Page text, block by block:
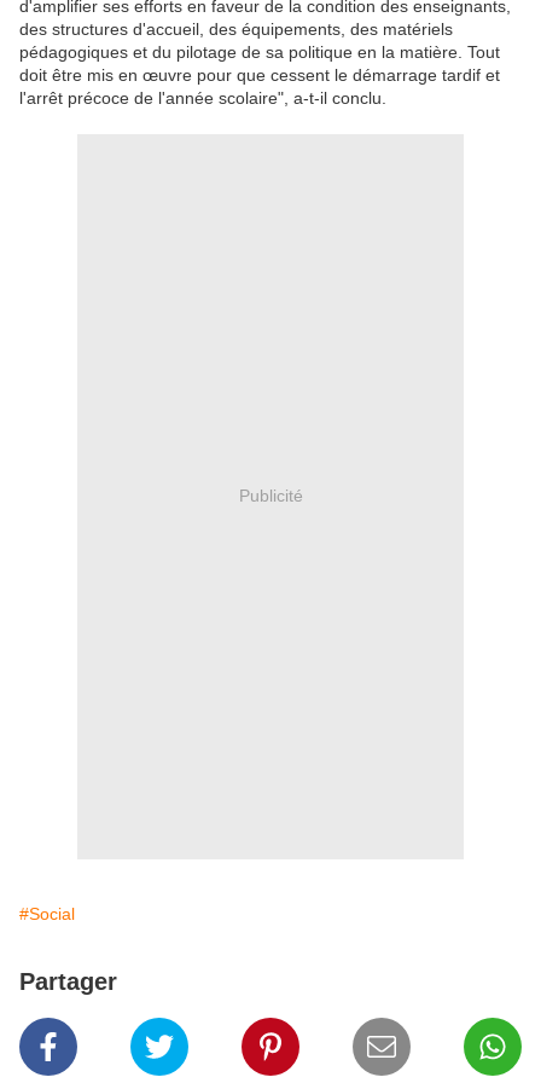
d'amplifier ses efforts en faveur de la condition des enseignants,
des structures d'accueil, des équipements, des matériels
pédagogiques et du pilotage de sa politique en la matière. Tout
doit être mis en œuvre pour que cessent le démarrage tardif et
l'arrêt précoce de l'année scolaire", a-t-il conclu.
Publicité
#Social
Partager